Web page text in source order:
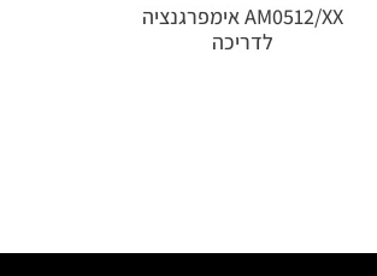
AM0512/XX אימפרגנציה
לדריכה